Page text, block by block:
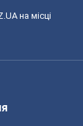
на місці